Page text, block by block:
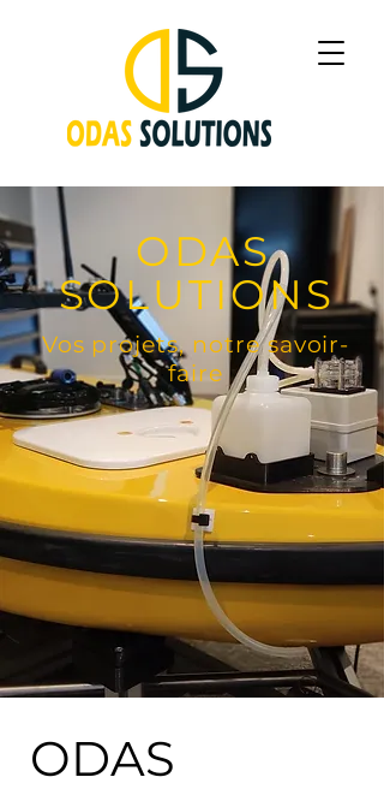
ODAS
SOLUTIONS
Vos projets, notre savoir-
faire
ODAS